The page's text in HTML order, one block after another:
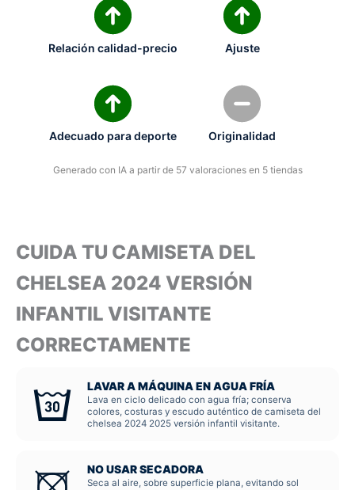
Relación calidad-precio Ajuste
Adecuado para deporte Originalidad
Generado con IA a partir de 57 valoraciones en 5 tiendas
CUIDA TU CAMISETA DEL
CHELSEA 2024 VERSIÓN
INFANTIL VISITANTE
CORRECTAMENTE
LAVAR A MÁQUINA EN AGUA FRÍA
Lava en ciclo delicado con agua fría; conserva
colores, costuras y escudo auténtico de camiseta del
chelsea 2024 2025 versión infantil visitante.
NO USAR SECADORA
Seca al aire, sobre superficie plana, evitando sol